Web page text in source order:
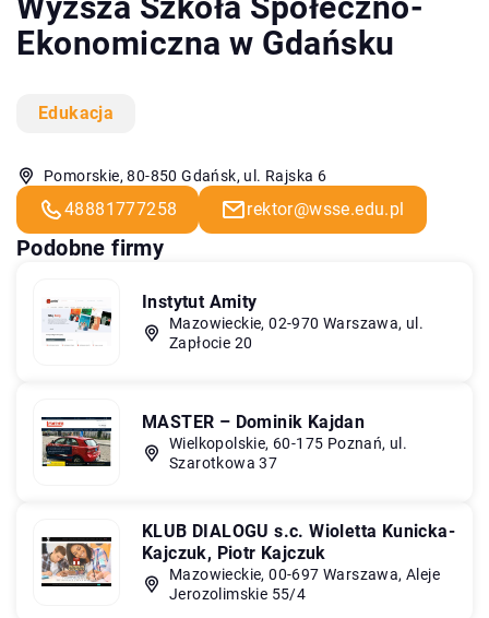
Ekonomiczna w Gdańsku
Edukacja
Pomorskie, 80-850 Gdańsk, ul. Rajska 6
48881777258 rektor@wsse.edu.pl
Podobne firmy
Instytut Amity
Mazowieckie, 02-970 Warszawa, ul.
Zapłocie 20
MASTER – Dominik Kajdan
Wielkopolskie, 60-175 Poznań, ul.
Szarotkowa 37
KLUB DIALOGU s.c. Wioletta Kunicka-
Kajczuk, Piotr Kajczuk
Mazowieckie, 00-697 Warszawa, Aleje
Jerozolimskie 55/4